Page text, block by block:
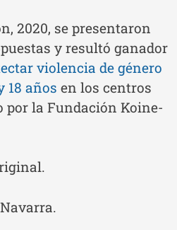
2020, se presentaron
y resultó ganador
violencia de género
18 años en los centros
por la Fundación Koine-